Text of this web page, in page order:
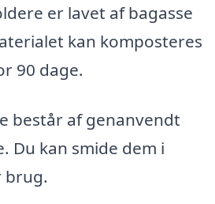
er lavet af bagasse
kan komposteres
90 dage.
består af genanvendt
Du kan smide dem i
brug.